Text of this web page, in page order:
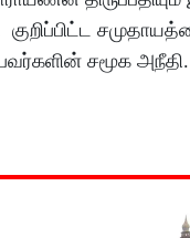
சமூக அநீதி.